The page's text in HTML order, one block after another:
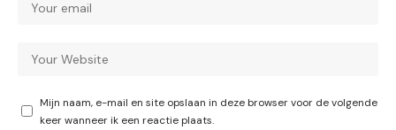
Mijn naam, e-mail en site opslaan in deze browser voor de volgende
keer wanneer ik een reactie plaats.